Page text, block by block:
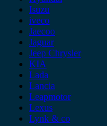
Isuzu
iveco
Jaecoo
Jaguar
Jeep Chrysler
KIA
Lada
Lancia
Leapmotor
Lexus
Lynk & co